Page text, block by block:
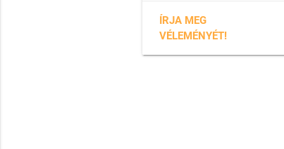
ÍRJA MEG
VÉLEMÉNYÉT!